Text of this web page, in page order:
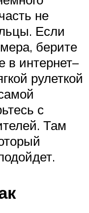
не
Если
берите
в интернет–
рулеткой
с
Там